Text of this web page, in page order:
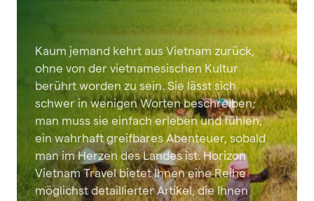
Kaum jemand kehrt aus Vietnam zurück,
ohne von der vietnamesischen Kultur
berührt worden zu sein. Sie lässt sich
schwer in wenigen Worten beschreiben;
man muss sie einfach erleben und fühlen,
ein wahrhaft greifbares Abenteuer, sobald
man im Herzen des Landes ist. Horizon
Vietnam Travel bietet Ihnen eine Reihe
möglichst detaillierter Artikel, die Ihnen